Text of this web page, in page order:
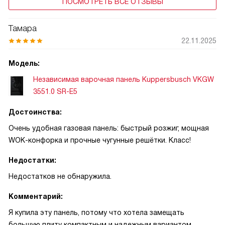
Тамара
22.11.2025
Модель:
Независимая варочная панель Kuppersbusch VKGW
3551.0 SR-E5
Достоинства:
Очень удобная газовая панель: быстрый розжиг, мощная
WOK-конфорка и прочные чугунные решётки. Класс!
Недостатки:
Недостатков не обнаружила.
Комментарий:
Я купила эту панель, потому что хотела замещать